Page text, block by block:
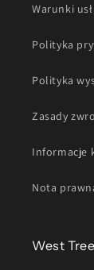
Warunki
Polityka
Polityka
Zasady
Informacje
Nota
West Tree